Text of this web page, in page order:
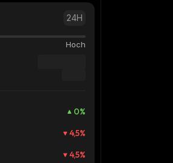
24H
Hoch
0%
4,5%
4,5%